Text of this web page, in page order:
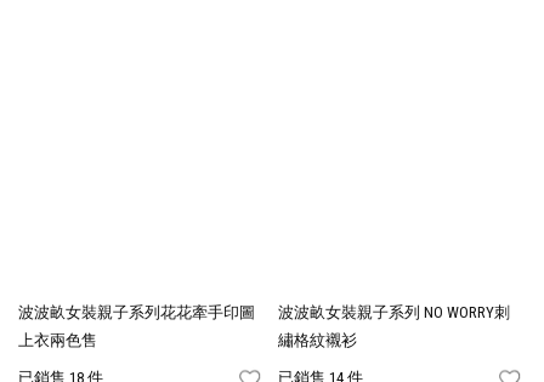
波波畝女裝親子系列花花牽手印圖
上衣兩色售
已銷售 18 件
波波畝女裝親子系列 NO WORRY刺
繡格紋襯衫
已銷售 14 件